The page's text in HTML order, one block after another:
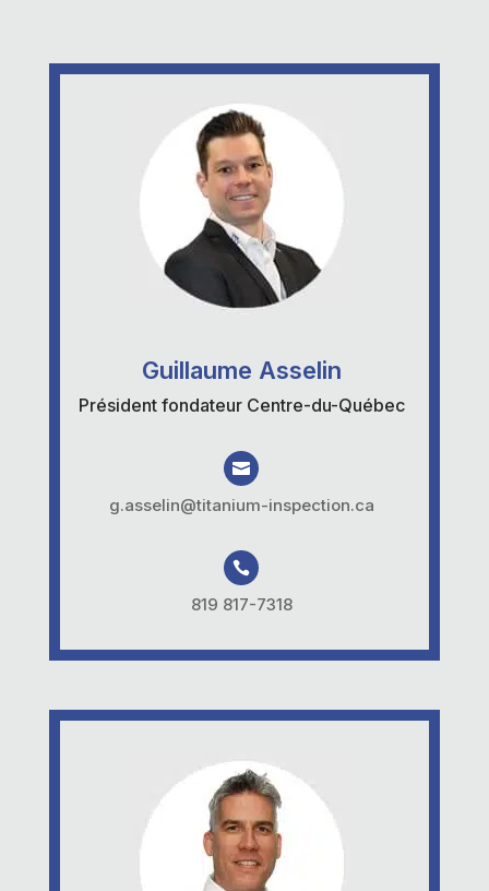
Guillaume Asselin
Président fondateur Centre-du-Québec

g.asselin@titanium-inspection.ca

819 817-7318